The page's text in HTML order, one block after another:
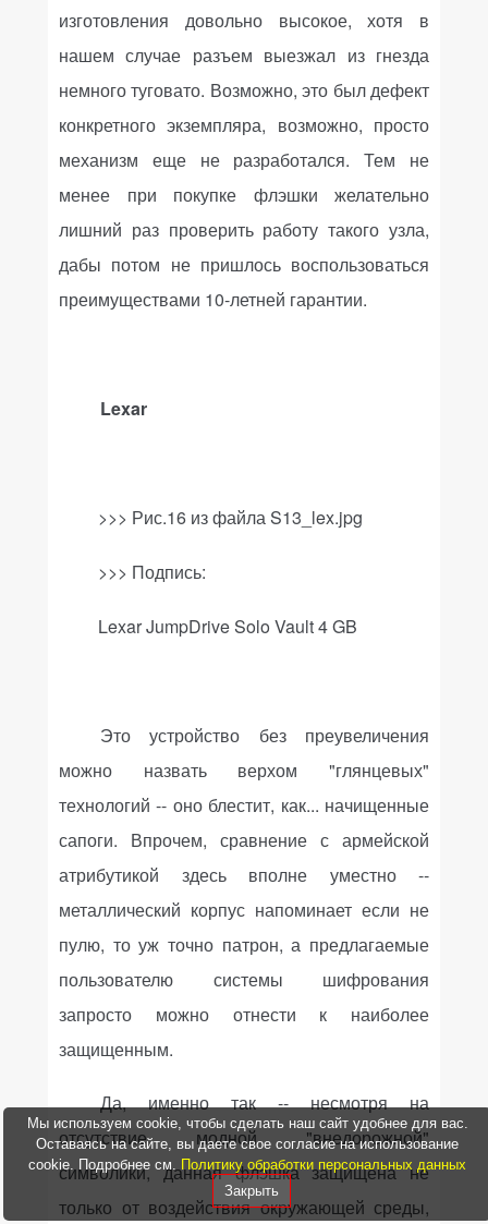
изготовления довольно высокое, хотя в
нашем случае разъем выезжал из гнезда
немного туговато. Возможно, это был дефект
конкретного экземпляра, возможно, просто
механизм еще не разработался. Тем не
менее при покупке флэшки желательно
лишний раз проверить работу такого узла,
дабы потом не пришлось воспользоваться
преимуществами 10-летней гарантии.
Lexar
>>> Рис.16 из файлаS13_ lex.jpg
>>> Подпись:
Lexar JumpDrive Solo Vault 4 GB
Это устройство без преувеличения
можно назвать верхом "глянцевых"
технологий -- оно блестит, как... начищенные
сапоги. Впрочем, сравнение с армейской
атрибутикой здесь вполне уместно --
металлический корпус напоминает если не
пулю, то уж точно патрон, а предлагаемые
пользователю системы шифрования
запросто можно отнести к наиболее
защищенным.
Да, именно так -- несмотря на
отсутствие модной "внедорожной"
символики, данная флэшка защищена не
только от воздействия окружающей среды,
Мы используем cookie, чтобы сделать наш сайт удобнее для вас.
Оставаясь на сайте, вы даете свое согласие на использование
cookie. Подробнее см. Политику обработки персональных данных
Закрыть